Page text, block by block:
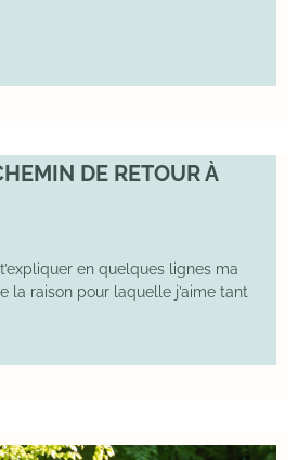
DE RETOUR À
en quelques lignes ma
la raison pour laquelle j’aime tant